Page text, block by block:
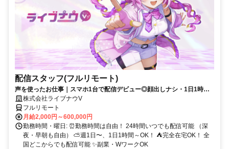
配信スタッフ(フルリモート)
声を使ったお仕事｜スマホ1台で配信デビュー◎顔出しナシ・1日1時間
～OK♪
株式会社ライブナウV
フルリモート
月給2,000円～600,000円
勤務時間・曜日: ⏰勤務時間は自由！ 24時間いつでも配信可能 （深
夜・早朝も自由） ⛅週1日〜、1日1時間～OK！ ⛺完全在宅OK！ 全
国どこからでも配信可能 ✨副業・WワークOK